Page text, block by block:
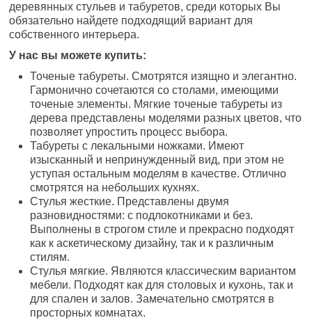
деревянных стульев и табуретов, среди которых Вы
обязательно найдете подходящий вариант для
собственного интерьера.
У нас вы можете купить:
Точеные табуреты. Смотрятся изящно и элегантно.
Гармонично сочетаются со столами, имеющими
точеные элементы. Мягкие точеные табуреты из
дерева представлены моделями разных цветов, что
позволяет упростить процесс выбора.
Табуреты с лекальными ножками. Имеют
изысканный и непринужденный вид, при этом не
уступая остальным моделям в качестве. Отлично
смотрятся на небольших кухнях.
Стулья жесткие. Представлены двумя
разновидностями: с подлокотниками и без.
Выполнены в строгом стиле и прекрасно подходят
как к аскетическому дизайну, так и к различным
стилям.
Стулья мягкие. Являются классическим вариантом
мебели. Подходят как для столовых и кухонь, так и
для спален и залов. Замечательно смотрятся в
просторных комнатах.